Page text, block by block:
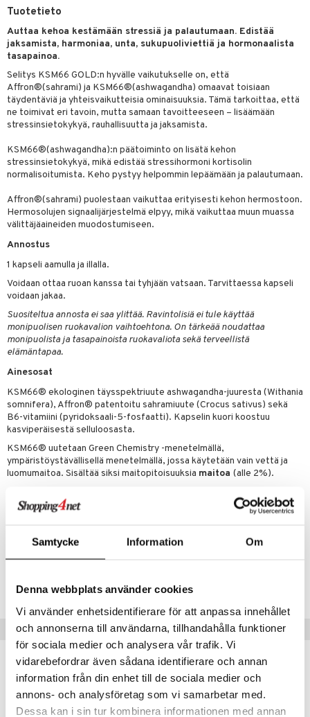
Samtycke Information Om
Denna webbplats använder cookies
Vi använder enhetsidentifierare för att anpassa innehållet
och annonserna till användarna, tillhandahålla funktioner
för sociala medier och analysera vår trafik. Vi
vidarebefordrar även sådana identifierare och annan
information från din enhet till de sociala medier och
annons- och analysföretag som vi samarbetar med.
Dessa kan i sin tur kombinera informationen med annan
Tuotetieto
Auttaa kehoa kestämään stressiä ja palautumaan. Edistää
jaksamista, harmoniaa, unta, sukupuoliviettiä ja hormonaalista
tasapainoa.
Selitys KSM66 GOLD:n hyvälle vaikutukselle on, että
Affron®(sahrami) ja KSM66®(ashwagandha) omaavat toisiaan
täydentäviä ja yhteisvaikutteisia ominaisuuksia. Tämä tarkoittaa, että
ne toimivat eri tavoin, mutta samaan tavoitteeseen – lisäämään
stressinsietokykyä, rauhallisuutta ja jaksamista.
KSM66®(ashwagandha):n päätoiminto on lisätä kehon
stressinsietokykyä, mikä edistää stressihormoni kortisolin
normalisoitumista. Keho pystyy helpommin lepäämään ja palautumaan.
Affron®(sahrami) puolestaan vaikuttaa erityisesti kehon hermostoon.
Hermosolujen signaalijärjestelmä elpyy, mikä vaikuttaa muun muassa
välittäjäaineiden muodostumiseen.
Annostus
1 kapseli aamulla ja illalla.
Voidaan ottaa ruoan kanssa tai tyhjään vatsaan. Tarvittaessa kapseli
voidaan jakaa.
Suositeltua annosta ei saa ylittää. Ravintolisiä ei tule käyttää
monipuolisen ruokavalion vaihtoehtona. On tärkeää noudattaa
monipuolista ja tasapainoista ruokavaliota sekä terveellistä
elämäntapaa.
Ainesosat
KSM66® ekologinen täysspektriuute ashwagandha-juuresta (Withania
somnifera), Affron® patentoitu sahramiuute (Crocus sativus) sekä
B6-vitamiini (pyridoksaali-5-fosfaatti). Kapselin kuori koostuu
kasviperäisestä selluloosasta.
KSM66® uutetaan Green Chemistry -menetelmällä,
ympäristöystävällisellä menetelmällä, jossa käytetään vain vettä ja
luomumaitoa. Sisältää siksi maitopitoisuuksia maitoa (alle 2%).
KSM66® 600 mg
VITAMIINI B6 1,4 mg
HMKG0-2O-100
Suositut tuotteet
kampanja -25%
kuorinta
alentavat
rasvahapot
vahvistavat
säätelevät
helpottava
nenä & kurkku
K
energiaa
& vastauksia